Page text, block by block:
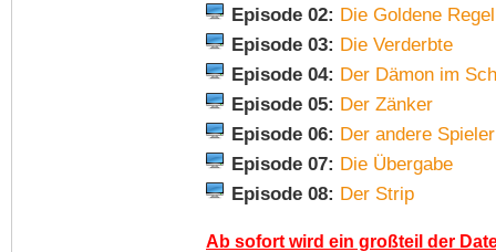
Episode 02: Die Goldene Regel
Episode 03: Die Verderbte
Episode 04: Der Dämon im
Episode 05: Der Zänker
Episode 06: Der andere Spieler
Episode 07: Die Übergabe
Episode 08: Der Strip
Ab sofort wird ein großteil der